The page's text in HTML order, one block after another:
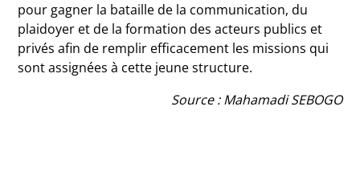
pour gagner la bataille de la communication, du
plaidoyer et de la formation des acteurs publics et
privés afin de remplir efficacement les missions qui
sont assignées à cette jeune structure.
Source : Mahamadi SEBOGO